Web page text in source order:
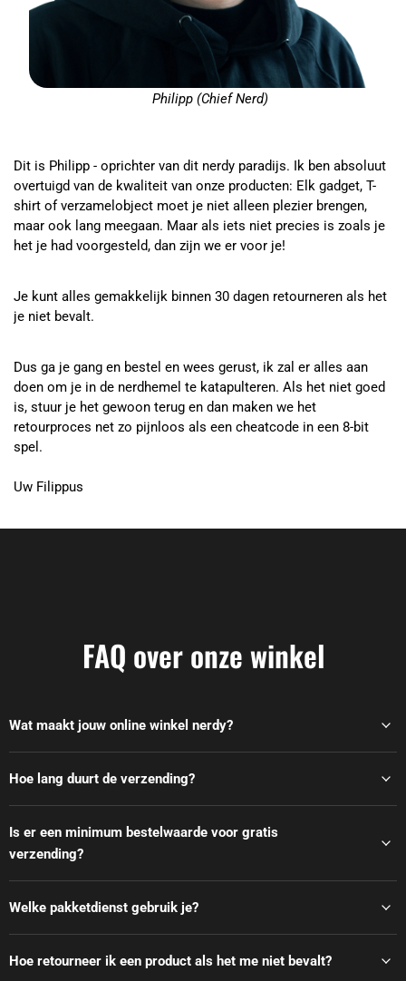
Philipp (Chief Nerd)
Dit is Philipp - oprichter van dit nerdy paradijs. Ik ben absoluut
overtuigd van de kwaliteit van onze producten: Elk gadget, T-
shirt of verzamelobject moet je niet alleen plezier brengen,
maar ook lang meegaan. Maar als iets niet precies is zoals je
het je had voorgesteld, dan zijn we er voor je!
Je kunt alles gemakkelijk binnen 30 dagen retourneren als het
je niet bevalt.
Dus ga je gang en bestel en wees gerust, ik zal er alles aan
doen om je in de nerdhemel te katapulteren. Als het niet goed
is, stuur je het gewoon terug en dan maken we het
retourproces net zo pijnloos als een cheatcode in een 8-bit
spel.
Uw Filippus
FAQ over onze winkel
Wat maakt jouw online winkel nerdy?
Hoe lang duurt de verzending?
Is er een minimum bestelwaarde voor gratis
verzending?
Welke pakketdienst gebruik je?
Hoe retourneer ik een product als het me niet bevalt?